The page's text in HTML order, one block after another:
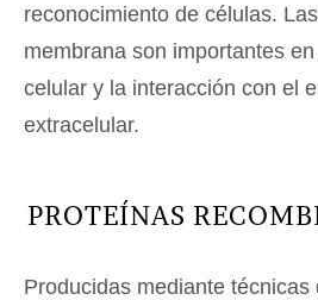
reconocimiento de células.
membrana son importantes
celular y la interacción con el
extracelular.
PROTEÍNAS
Producidas mediante técnicas